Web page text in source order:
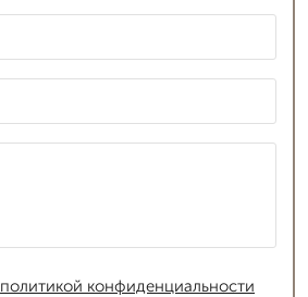
политикой конфиденциальности